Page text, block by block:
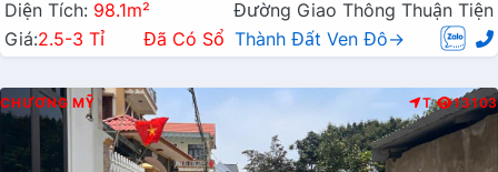
Diện Tích: 98.1m²
Đường Giao Thông Thuận Tiện
Giá:2.5-3 Tỉ Đã Có Sổ Thành Đất Ven Đô→
CHƯƠNG MỸ T 13103